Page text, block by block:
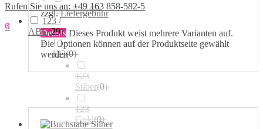
Rufen Sie uns an: +49 163 858-582-5
0
zzgl.Liefergebühr
Details Dieses Produkt weist mehrere Varianten auf.
Die Optionen können auf der Produktseite gewählt
werden
Airwalker(0)
123 /
ABC(29)
123(0)
123
Silber(0)
123
Gold(0)